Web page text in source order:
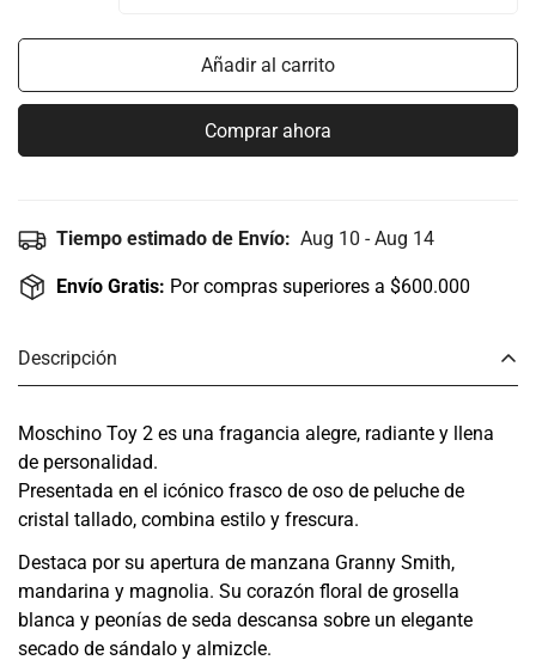
Añadir al carrito
Comprar ahora
Tiempo estimado de Envío: Aug 10 - Aug 14
Envío Gratis: Por compras superiores a $600.000
Descripción
Moschino Toy 2 es una fragancia alegre, radiante y llena
de personalidad.
Presentada en el icónico frasco de oso de peluche de
cristal tallado, combina estilo y frescura.
Destaca por su apertura de manzana Granny Smith,
mandarina y magnolia. Su corazón floral de grosella
blanca y peonías de seda descansa sobre un elegante
secado de sándalo y almizcle.